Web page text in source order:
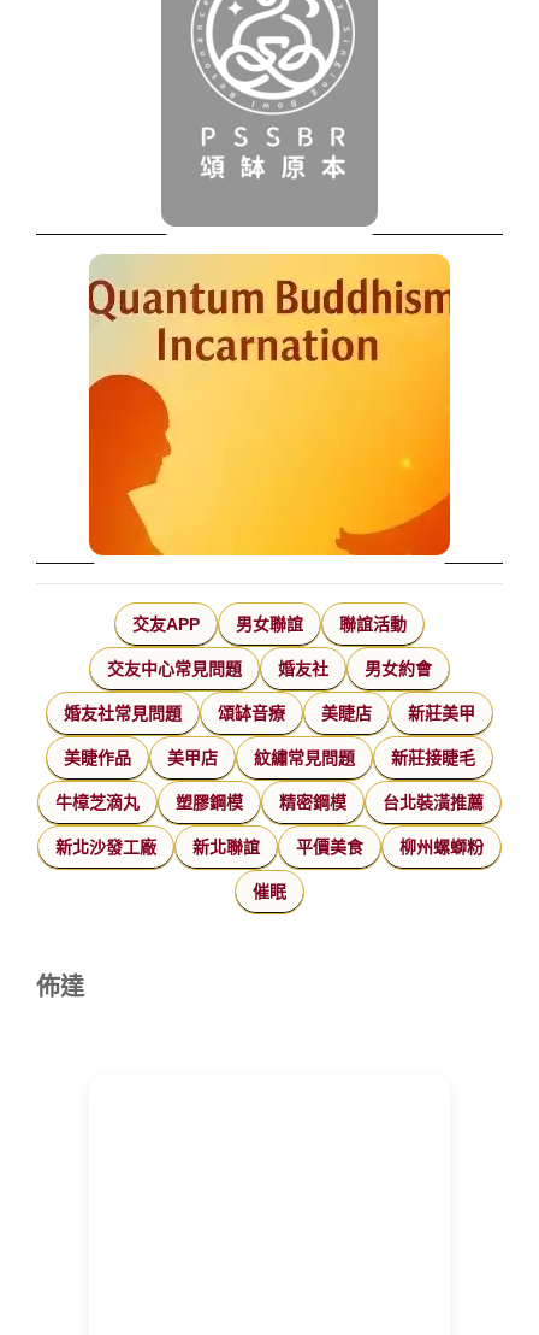
交友APP 男女聯誼 聯誼活動
交友中心常見問題 婚友社 男女約會
婚友社常見問題 頌缽音療 美睫店 新莊美甲
美睫作品 美甲店 紋繡常見問題 新莊接睫毛
牛樟芝滴丸 塑膠鋼模 精密鋼模 台北裝潢推薦
新北沙發工廠 新北聯誼 平價美食 柳州螺螄粉
催眠
佈達